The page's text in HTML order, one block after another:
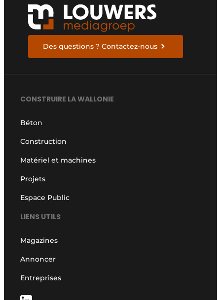
Des questions ? Contactez-nous
CONSTRUIRE LA WALLONIE
Béton
Construction
Matériel et machines
Projets
Espace Public
LIENS UTILS
Magazines
Annoncer
Entreprises